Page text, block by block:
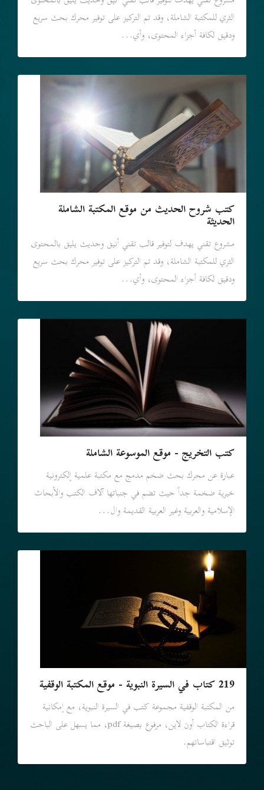
الثري للمكتبة الشاملة، وقد تم التركيز على توفير محرك بحث سريع
ودقيق لكافة أجزاء المحتوى، وأي...
كتب شروح الحديث من موقع المكتبة الشاملة
الحديثة
مشروع تقني يهدف لتوفير قالب تقني أنيق وحديث يليق بالمحتوى
الثري للمكتبة الشاملة، وقد تم التركيز على توفير محرك بحث سريع
ودقيق لكافة أجزاء المحتوى، وأي...
كتب التخريج - موقع الموسوعة الشاملة
عبارة عن محرك بحث ضخم مدمج مع مكتبة علمية إلكترونية
خيرية ضخمة جداً حيث تضم في جنباتها آلاف الكتب والأبحاث
الإسلامية والعربية وغير العربية القديمة وال...
219 كتاب في السيرة النبوية - موقع المكتبة الوقفية
من المكتبة الوقفية مجموعة كتب في السيرة النبوية، مع إمكانية
قراءة الكتاب أون لاين، مرفوع بصيغة pdf، مما يسهل على الباحث
توثيق اقتباساتهم.